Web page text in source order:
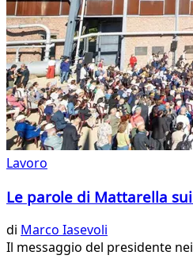
Lavoro
Le parole di Mattarella
di Marco Iasevoli
Il messaggio del presidente